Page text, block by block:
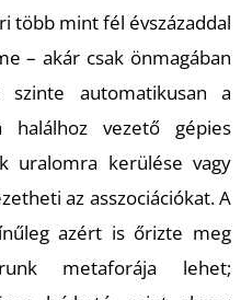
több mint fél évszázaddal
– akár csak önmagában
automatikusan a
halálhoz vezető gépies
uralomra kerülése vagy
az asszociációkat. A
azért is őrizte meg
metaforája lehet;